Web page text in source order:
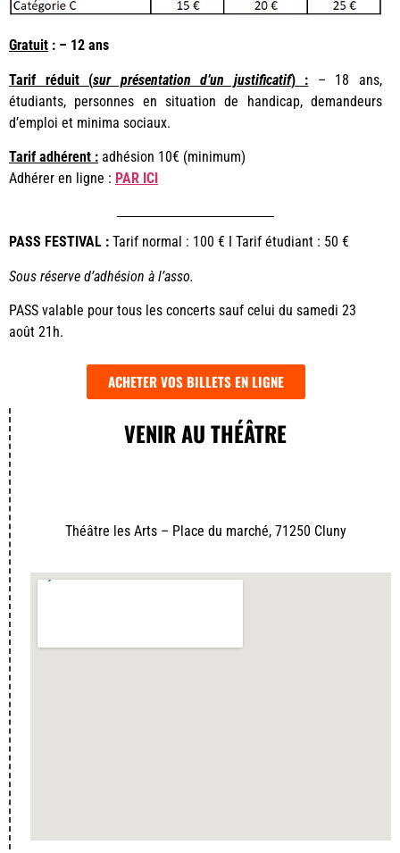
Gratuit : – 12 ans
Tarif réduit (sur présentation d’un justificatif) : – 18 ans,
étudiants, personnes en situation de handicap, demandeurs
d’emploi et minima sociaux.
Tarif adhérent : adhésion 10€ (minimum)
Adhérer en ligne : PAR ICI
PASS FESTIVAL : Tarif normal : 100 € I Tarif étudiant : 50 €
Sous réserve d’adhésion à l’asso.
PASS valable pour tous les concerts sauf celui du samedi 23
août 21h.
ACHETER VOS BILLETS EN LIGNE
VENIR AU THÉÂTRE
Théâtre les Arts – Place du marché, 71250 Cluny